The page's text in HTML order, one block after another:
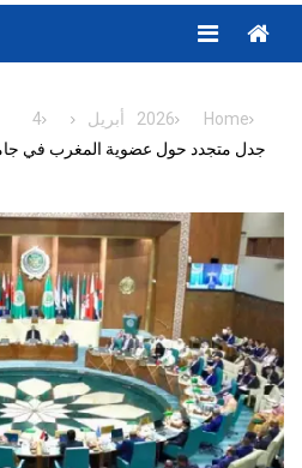
Menu
Home
2026 أبريل
4
جدل متجدد حول عضوية المغرب في